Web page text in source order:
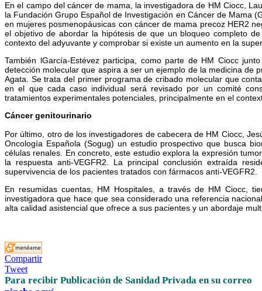
En el campo del cáncer de mama, la investigadora de HM Ciocc,
la Fundación Grupo Español de Investigación en Cáncer de Mama
en mujeres posmenopáusicas con cáncer de mama precoz HER2
el objetivo de abordar la hipótesis de que un bloqueo completo
contexto del adyuvante y comprobar si existe un aumento en la
También lGarcía-Estévez participa, como parte de HM Ciocc
detección molecular que aspira a ser un ejemplo de la medicina de
Agata. Se trata del primer programa de cribado molecular que
en el que cada caso individual será revisado por un comité
tratamientos experimentales potenciales, principalmente en el
Cáncer genitourinario
Por último, otro de los investigadores de cabecera de HM Ciocc,
Oncología Española (Sogug) un estudio prospectivo que busca
células renales. En concreto, este estudio explora la expresión
la respuesta anti-VEGFR2. La principal conclusión extraída
supervivencia de los pacientes tratados con fármacos anti-VEGFR2.
En resumidas cuentas, HM Hospitales, a través de HM Ciocc,
investigadora que hace que sea considerado una referencia
alta calidad asistencial que ofrece a sus pacientes y un abordaje
Compartir
Tweet
Para recibir Publicación de Sanidad Privada en su correo